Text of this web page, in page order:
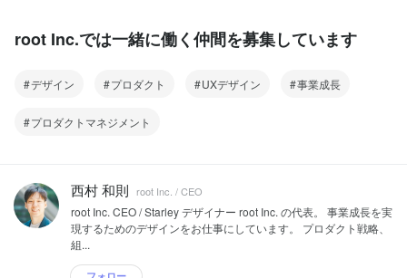
root Inc.では一緒に働く仲間を募集しています
デザイン プロダクト UXデザイン 事業成長
プロダクトマネジメント
西村 和則 root Inc. / CEO
root Inc. CEO / Starley デザイナー root Inc. の代表。 事業成長を実
現するためのデザインをお仕事にしています。 プロダクト戦略、
組...